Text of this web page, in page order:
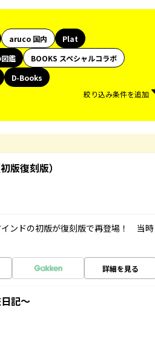
aruco 国内
Plat
鑑
BOOKS スペシャルコラボ
D-Books
絞り込み条件を追加
版復刻版）
ンドの初版が復刻版で再登場！ 当時
詳細を見る
記～